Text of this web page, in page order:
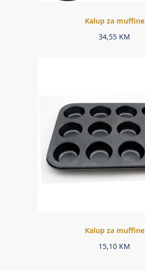
Kalup za muffine
34,55 KM
Kalup za muffine
15,10 KM